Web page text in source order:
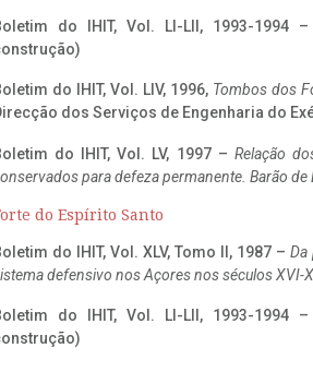
do IHIT, Vol. LI-LII, 1993-1994 –
do IHIT, Vol. LIV, 1996, Tombos dos
dos Serviços de Engenharia do
do IHIT, Vol. LV, 1997 – Relação
para defeza permanente. Barão de
do Espírito Santo
do IHIT, Vol. XLV, Tomo II, 1987 – Da
defensivo nos Açores nos séculos XVI-
do IHIT, Vol. LI-LII, 1993-1994 –